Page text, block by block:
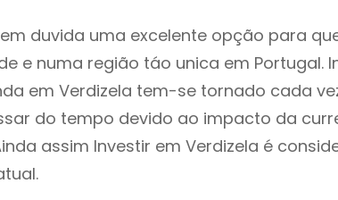
duvida uma excelente opção para
e numa região táo unica em Portugal.
em Verdizela tem-se tornado cada
do tempo devido ao impacto da
assim Investir em Verdizela é